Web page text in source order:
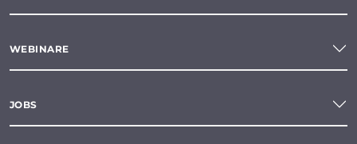
WEBINARE
JOBS